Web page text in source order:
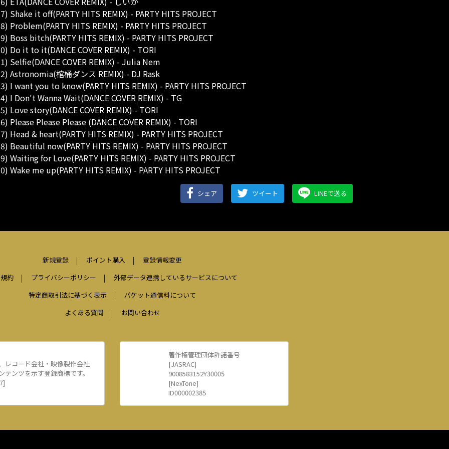
Shake it off(PARTY HITS REMIX) - PARTY HITS PROJECT
Problem(PARTY HITS REMIX) - PARTY HITS PROJECT
Boss bitch(PARTY HITS REMIX) - PARTY HITS PROJECT
Do it to it(DANCE COVER REMIX) - TORI
Selfie(DANCE COVER REMIX) - Julia Nem
Astronomia(棺桶ダンス REMIX) - DJ Rask
I want you to know(PARTY HITS REMIX) - PARTY HITS PROJECT
I Don't Wanna Wait(DANCE COVER REMIX) - TG
Love story(DANCE COVER REMIX) - TORI
Please Please Please (DANCE COVER REMIX) - TORI
Head & heart(PARTY HITS REMIX) - PARTY HITS PROJECT
Beautiful now(PARTY HITS REMIX) - PARTY HITS PROJECT
Waiting for Love(PARTY HITS REMIX) - PARTY HITS PROJECT
Wake me up(PARTY HITS REMIX) - PARTY HITS PROJECT
シェア ツイート LINEで送る
新規登録 ポイント購入
登録情報変更
約
プライバシーポリシー
外部データ連携しているサービスについて
特定商取引法に基づく表示
パケット通信料について
よくある質問
お問い合わせ
レコード会社・映像製作会社
テンツを示す登録商標です。
著作権管理団体許諾番号
[JASRAC]
9008583152Y30005
[NexTone]
ID000002385